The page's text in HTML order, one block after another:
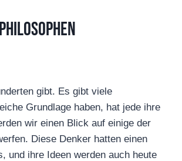
gibt. Es gibt viele
Grundlage haben, hat jede ihre
wir einen Blick auf einige der
Diese Denker hatten einen
und ihre Ideen werden auch heute